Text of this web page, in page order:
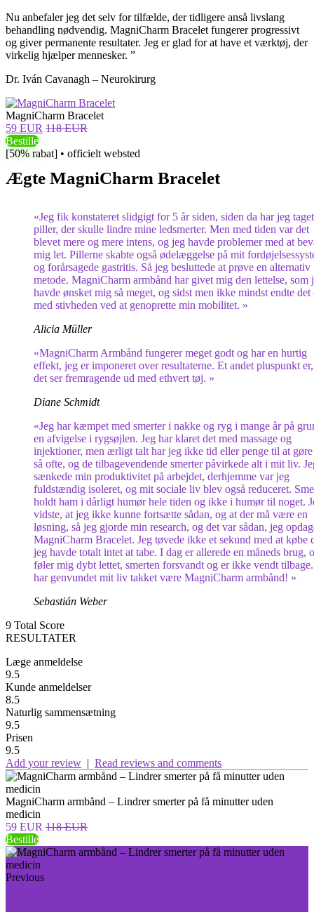
Nu anbefaler jeg det selv for tilfælde, der tidligere anså livslang
behandling nødvendig. MagniCharm Bracelet fungerer progressivt
og giver permanente resultater. Jeg er glad for at have et værktøj, der
virkelig hjælper mennesker. ”
Dr. Iván Cavanagh – Neurokirurg
MagniCharm Bracelet
59 EUR 118 EUR
Bestille
[50% rabat] • officielt websted
Ægte MagniCharm Bracelet
«Jeg fik konstateret slidgigt for 5 år siden, siden da har jeg taget
piller, der skulle lindre mine ledsmerter. Men med tiden var det
blevet mere og mere intens, og jeg havde problemer med at
mig let. Pillerne skabte også ødelæggelse på mit
og forårsagede gastritis. Så jeg besluttede at prøve en alternativ
metode. MagniCharm armbånd har givet mig den lettelse, som
havde ønsket mig så meget, og sidst men ikke mindst endte det
med stivheden ved at genoprette min mobilitet. »
Alicia Müller
«MagniCharm Armbånd fungerer meget godt og har en hurtig
effekt, jeg er imponeret over resultaterne. Et andet pluspunkt
det ser fremragende ud med ethvert tøj. »
Diane Schmidt
«Jeg har kæmpet med smerter i nakke og ryg i mange år på
en afvigelse i rygsøjlen. Jeg har klaret det med massage og
injektioner, men ærligt talt har jeg ikke tid eller penge til at gøre
så ofte, og de tilbagevendende smerter påvirkede alt i mit liv.
sænkede min produktivitet på arbejdet, derhjemme var jeg
fuldstændig isoleret, og mit sociale liv blev også reduceret.
holdt ham i dårligt humør hele tiden og ikke i humør til noget.
vidste, at jeg ikke kunne fortsætte sådan, og at der må være en
løsning, så jeg gjorde min research, og det var sådan, jeg
MagniCharm Bracelet. Jeg tøvede ikke et sekund med at købe
jeg havde totalt intet at tabe. I dag er allerede en måneds brug,
føler mig dybt lettet, smerten forsvandt og er ikke vendt
har genvundet mit liv takket være MagniCharm armbånd! »
Sebastián Weber
9 Total Score
RESULTATER
Læge anmeldelse
9.5
Kunde anmeldelser
8.5
Naturlig sammensætning
9.5
Prisen
9.5
Add your review | Read reviews and comments
MagniCharm armbånd – Lindrer smerter på få minutter uden
medicin
59 EUR 118 EUR
Bestille
Previous